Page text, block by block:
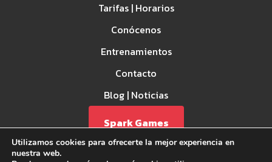
Tarifas | Horarios
Conócenos
Entrenamientos
Contacto
Blog | Noticias
Spark Games
Utilizamos cookies para ofrecerte la mejor experiencia en
nuestra web.